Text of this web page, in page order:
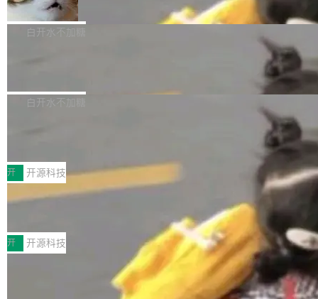
撑庞大支出的资金来源却呈现出截然不同的面
貌。数据显示，微软和 Meta 主要依托充沛的经
sh | bash 安装一个能在大项目里自动规划、写
代码、验证结果的 AI 终端工具。 据介绍，Muse
个主 agent 循环，外加一组后台 agent。这些后
准 AI 能力认知
机器出题的前提，是让机器拥有全局视野。整个
构建流程可以分为四个环节：建图 → 控制难度
白开水不加糖
库，并将作为transport接入Mooncake TENT。
MPComm将作为一种传输引擎接入Mooncake T
ENT，实现零拷贝传输性能提升30%、非零拷贝
传输性能最高提升5倍。UCL-MPComm底层基
于自研UCL-Engine通信引擎，后续腾讯网平将
持续开源更多基于UCL-Engine的高性能通信组
件。 腾讯网平团队在UCL-MPComm中实现了一
个独立于业务线程的全局通信引擎（Engine），
白开水不加糖
型案例入选名单》，深信服“面向企业研发场景的
开源 AI 编程平台 CoStrict 应用”凭借卓越的技术
创新与落地成效成功入选。 全链路私有化部署，
助力企业AI研发安全落地 当前，越来越多企业已
经开始引入 AI Coding 工具，通过调用公有云模
型或企业内部部署模型提升研发效率。但随着 AI
Coding 从个人辅助工具逐步走向团队级、组织
级应用，企业在规模化落地过程中，对安全性、
开 开源科技
深信服AI算力网关入选工信部人工智能
前不久，工业和信息化部正式发布《2025年人工
智能应用典型案例名单》，集中展示人工智能在
各领域的应用成果，覆盖技术底座、行业赋能、
产品应用、支撑保障、专题等五大方向。深信服
AI算力网关（AI创新平台）成功入选！ 随着各行
开 开源科技
Jeff Dean 离开 Google：一个时代的结
束，一个实验室的开始
Google 员工编号 20。MapReduce 作者之一。